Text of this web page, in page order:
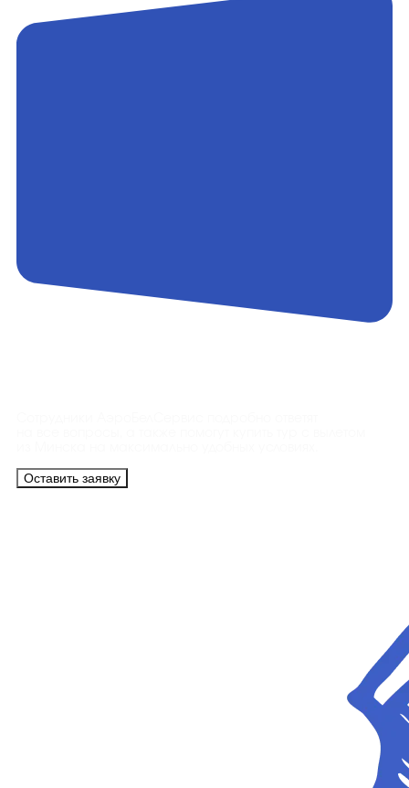
Оставить заявку